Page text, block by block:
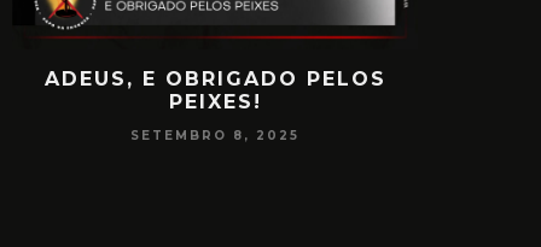
ADEUS, E OBRIGADO PELOS
PEIXES!
SETEMBRO 8, 2025